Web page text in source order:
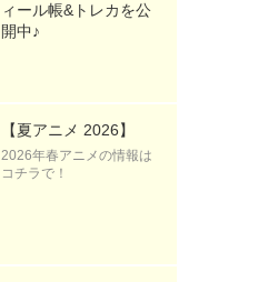
ィール帳&トレカを公
開中♪
【夏アニメ 2026】
2026年春アニメの情報は
コチラで！